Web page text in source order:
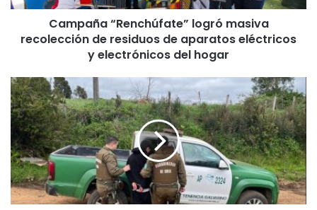
R
ú
f
a
t
e
”
l
o
g
Campaña “Renchúfate” logró masiva
recolección de residuos de aparatos eléctricos
y electrónicos del hogar
C
a
r
a
b
i
n
e
r